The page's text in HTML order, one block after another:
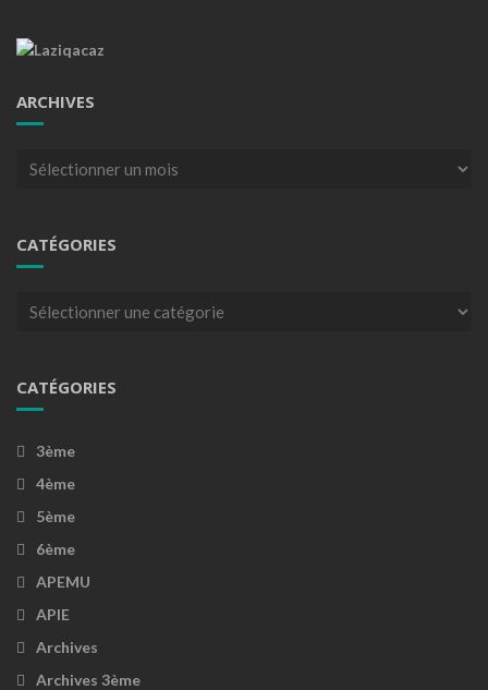
ARCHIVES
Archives
CATÉGORIES
Catégories
CATÉGORIES
3ème
4ème
5ème
6ème
APEMU
APIE
Archives
Archives 3ème